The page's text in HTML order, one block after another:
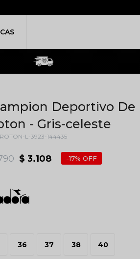
Deportivo De
- Gris-celeste
L-3923-144435
$ 3.108 17
36 37 38 40